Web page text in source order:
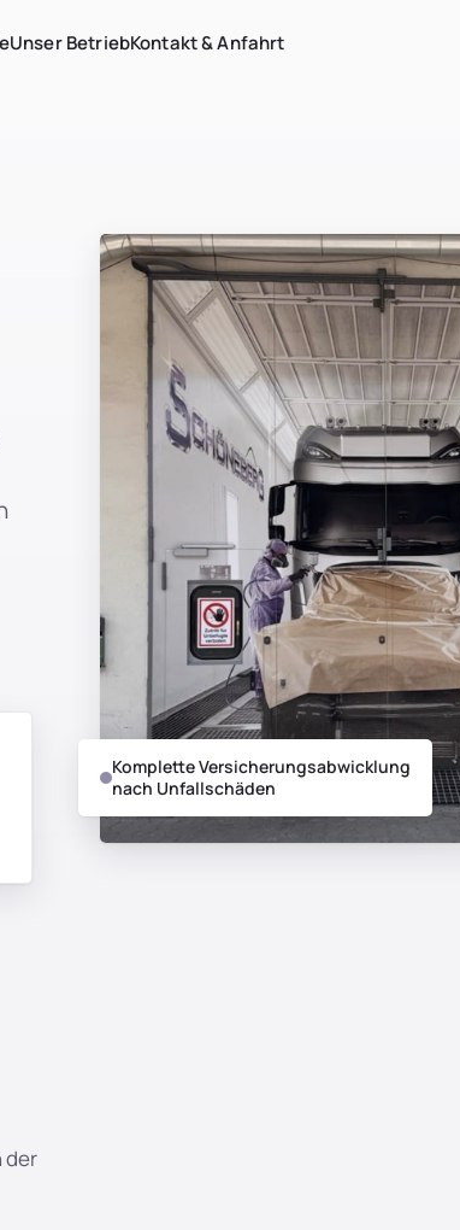
Unser BetriebKontakt & Anfahrt
Komplette Versicherungs­abwicklung
nach Unfallschäden
der